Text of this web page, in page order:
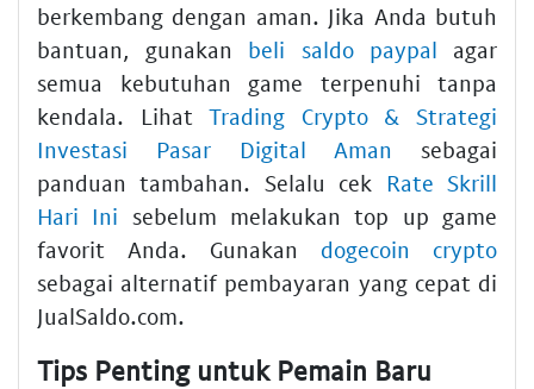
berkembang dengan aman. Jika Anda butuh
bantuan, gunakan beli saldo paypal agar
semua kebutuhan game terpenuhi tanpa
kendala. LihatTrading Crypto & Strategi
Investasi Pasar Digital Aman sebagai
panduan tambahan. Selalu cek Rate Skrill
Hari Ini sebelum melakukan top up game
favorit Anda. Gunakan dogecoin crypto
sebagai alternatif pembayaran yang cepat di
JualSaldo.com.
Tips Penting untuk Pemain Baru